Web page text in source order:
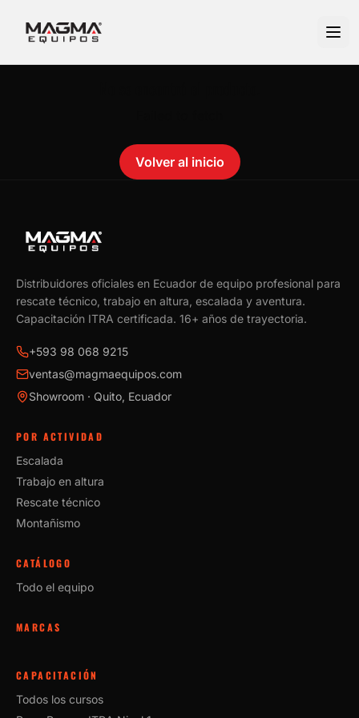
Volver al inicio
Distribuidores oficiales en Ecuador de equipo profesional para
rescate técnico, trabajo en altura, escalada y aventura.
Capacitación ITRA certificada. 16+ años de trayectoria.
+593 98 068 9215
ventas@magmaequipos.com
Showroom · Quito, Ecuador
POR ACTIVIDAD
Escalada
Trabajo en altura
Rescate técnico
Montañismo
CATÁLOGO
Todo el equipo
MARCAS
CAPACITACIÓN
Todos los cursos